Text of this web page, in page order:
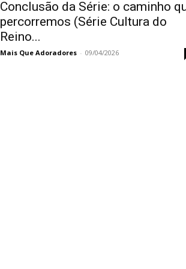
Conclusão da Série: o caminho
percorremos (Série Cultura do
Reino...
Mais Que Adoradores - 09/04/2026